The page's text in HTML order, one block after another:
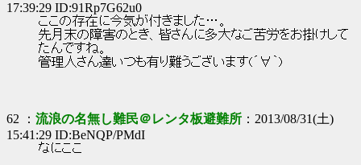
17:39:29 ID:91Rp7G62u0
ここの存在に今気が付きました…。
先月末の障害のとき、皆さんに多大なご苦労をお掛けして
たんですね。
管理人さん達いつも有り難うございます(´∀｀)
62 ： 流浪の名無し難民＠レンタ板避難所 ：2013/08/31(土)
15:41:29 ID:BeNQP/PMdI
なにここ